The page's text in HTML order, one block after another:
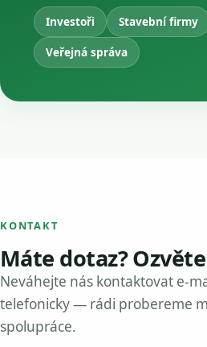
Investoři Stavební firmy
Veřejná správa
KONTAKT
Máte dotaz?
Neváhejte nás kontaktovat e-
telefonicky — rádi probereme
spolupráce.